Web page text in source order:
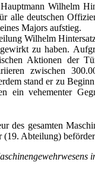
Wilhelm
alle deutschen
Majors aufstieg.
Wilhelm
zu haben.
Aktionen der
zwischen
stand er zu
ein vehementer
des gesamten
(19. Abteilung)